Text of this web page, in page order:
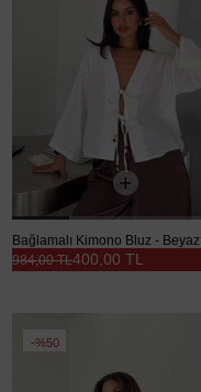
Bağlamalı Kimono Bluz - Beyaz
400,00 TL
984,00 TL
%50